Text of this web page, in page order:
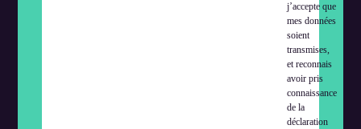
j’accepte que
mes données
soient
transmises,
et reconnais
avoir pris
connaissance
de la
déclaration